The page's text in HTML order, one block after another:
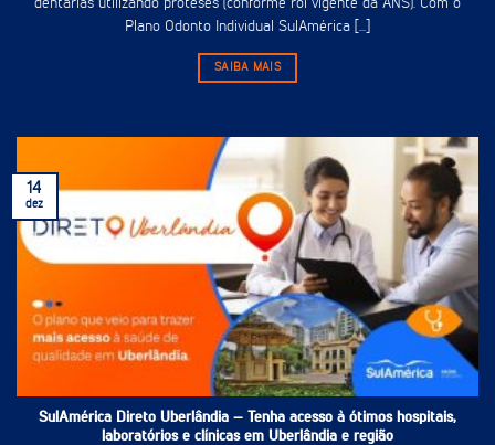
dentárias utilizando próteses (conforme rol vigente da ANS). Com o
Plano Odonto Individual SulAmérica [...]
SAIBA MAIS
SulAmérica Direto Uberlândia – Tenha acesso à ótimos hospitais,
laboratórios e clínicas em Uberlândia e região
14
dez